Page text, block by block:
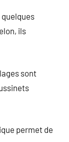
ils
sont
permet de